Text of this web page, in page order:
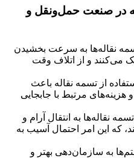
در صنعت حمل‌ونقل و
نقاله‌ها به سرعت بخشیدن
می‌کنند و از اتلاف وقت
از تسمه نقاله باعث
هزینه‌های مرتبط با جابجایی
نقاله‌ها به انتقال آرام و
که این امر احتمال آسیب به
به سازمان‌دهی بهتر و